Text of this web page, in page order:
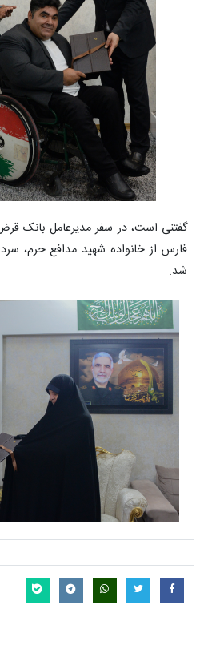
گفتنی است، در سفر مدیرعامل بانک
فارس از خانواده شهید مدافع حرم،
شد.